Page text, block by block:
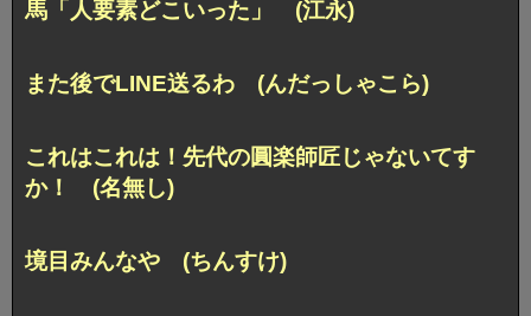
馬「人要素どこいった」 (江永)
また後でLINE送るわ (んだっしゃこら)
これはこれは！先代の圓楽師匠じゃないてす
か！ (名無し)
境目みんなや (ちんすけ)